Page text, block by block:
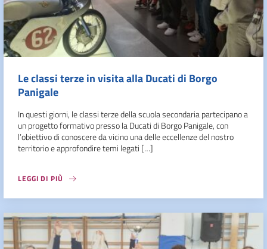
Le classi terze in visita alla Ducati di Borgo
Panigale
In questi giorni, le classi terze della scuola secondaria partecipano a
un progetto formativo presso la Ducati di Borgo Panigale, con
l’obiettivo di conoscere da vicino una delle eccellenze del nostro
territorio e approfondire temi legati […]
LEGGI DI PIÙ